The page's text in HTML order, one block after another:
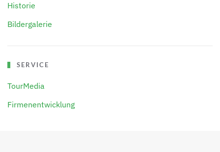
Historie
Bildergalerie
SERVICE
TourMedia
Firmenentwicklung